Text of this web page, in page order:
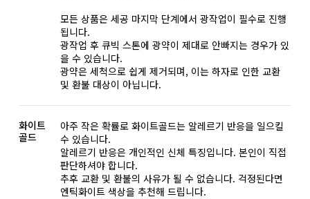
모든 상품은 세공 마지막 단계에서 광작업이 필수로 진행
됩니다.
광작업 후 큐빅 스톤에 광약이 제대로 안빠지는 경우가 있
을 수 있습니다.
광약은 세척으로 쉽게 제거되며, 이는 하자로 인한 교환
및 환불 대상이 아닙니다.
화이트
골드
아주 작은 확률로 화이트골드는 알레르기 반응을 일으킬
수 있습니다.
알레르기 반응은 개인적인 신체 특징입니다. 본인이 직접
판단하셔야 합니다.
추후 교환 및 환불의 사유가 될 수 없습니다. 걱정된다면
엔틱화이트 색상을 추천해 드립니다.